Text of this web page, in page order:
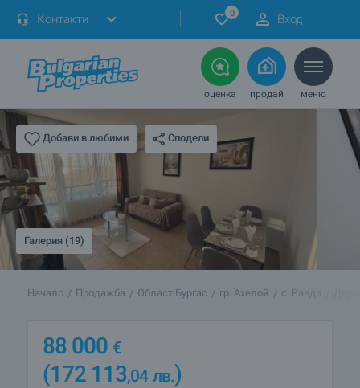
Контакти 0 Вход
оценка продай меню
Добави в любими Сподели
Галерия (19)
Начало Продажба Област Бургас гр. Ахелой с. Равда
88 000 €
(172 113,04 лв.)